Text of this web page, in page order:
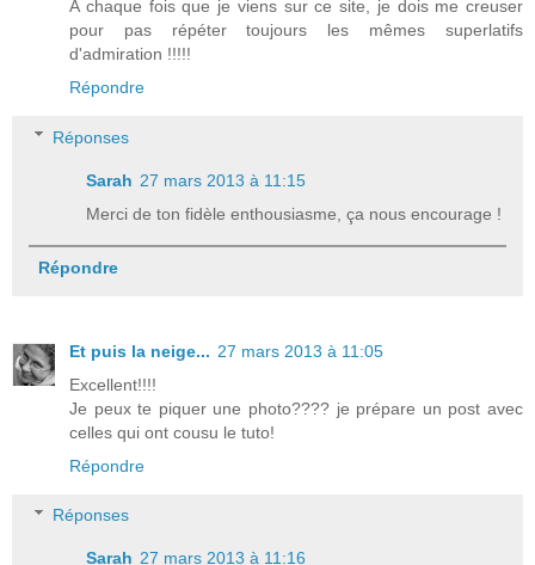
A chaque fois que je viens sur ce site, je dois me creuser
pour pas répéter toujours les mêmes superlatifs
d'admiration !!!!!
Répondre
Réponses
Sarah 27 mars 2013 à 11:15
Merci de ton fidèle enthousiasme, ça nous encourage !
Répondre
Et puis la neige... 27 mars 2013 à 11:05
Excellent!!!!
Je peux te piquer une photo???? je prépare un post avec
celles qui ont cousu le tuto!
Répondre
Réponses
Sarah 27 mars 2013 à 11:16